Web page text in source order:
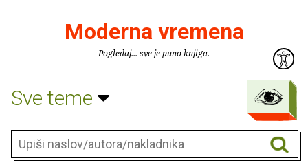
Moderna vremena
Pogledaj... sve je puno knjiga.
Sve teme